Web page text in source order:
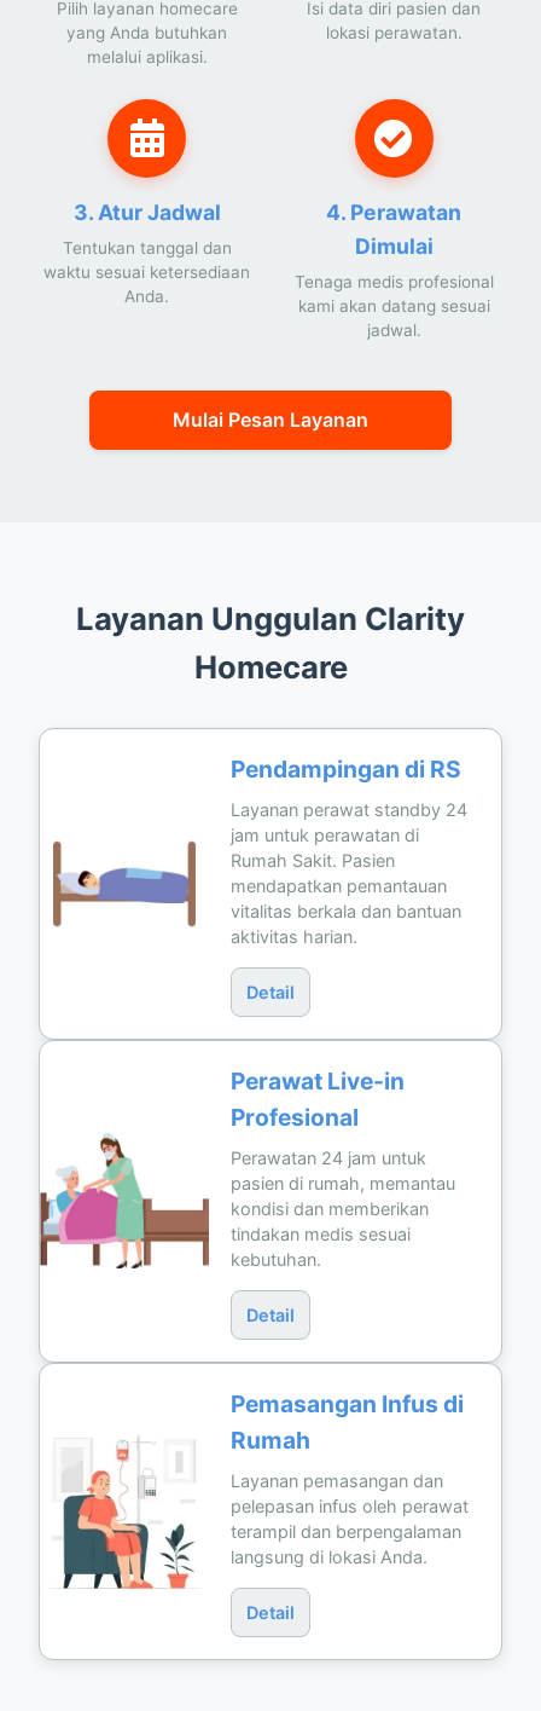
Pilih layanan homecare
yang Anda butuhkan
melalui aplikasi.
Isi data diri pasien dan
lokasi perawatan.
3. Atur Jadwal
Tentukan tanggal dan
waktu sesuai ketersediaan
Anda.
4. Perawatan
Dimulai
Tenaga medis profesional
kami akan datang sesuai
jadwal.
Mulai Pesan Layanan
Layanan Unggulan Clarity
Homecare
Pendampingan di RS
Layanan perawat standby 24
jam untuk perawatan di
Rumah Sakit. Pasien
mendapatkan pemantauan
vitalitas berkala dan bantuan
aktivitas harian.
Detail
Perawat Live-in
Profesional
Perawatan 24 jam untuk
pasien di rumah, memantau
kondisi dan memberikan
tindakan medis sesuai
kebutuhan.
Detail
Pemasangan Infus di
Rumah
Layanan pemasangan dan
pelepasan infus oleh perawat
terampil dan berpengalaman
langsung di lokasi Anda.
Detail